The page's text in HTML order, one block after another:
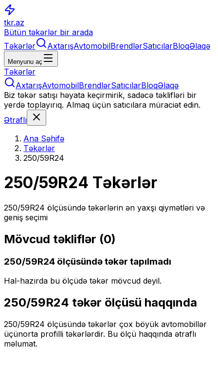
tkr.az
Bütün təkərlər bir arada
Təkərlər
AxtarışAvtomobilBrendlərSatıcılarBloqƏlaqə
Menyunu aç
Təkərlər
AxtarışAvtomobilBrendlərSatıcılarBloqƏlaqə
Biz təkər satışı həyata keçirmirik, sadəcə təklifləri bir
yerdə toplayırıq. Almaq üçün satıcılara müraciət edin.
Ətraflı
Ana Səhifə
Təkərlər
250/59R24
250/59R24 Təkərlər
250/59R24 ölçüsündə təkərlərin ən yaxşı qiymətləri və
geniş seçimi
Mövcud təkliflər (0)
250/59R24 ölçüsündə təkər tapılmadı
Hal-hazırda bu ölçüdə təkər mövcud deyil.
250/59R24 təkər ölçüsü haqqında
250/59R24 ölçüsündə təkərlər çox böyük avtomobillər
üçünorta profilli təkərlərdir. Bu ölçü haqqında ətraflı
məlumat.